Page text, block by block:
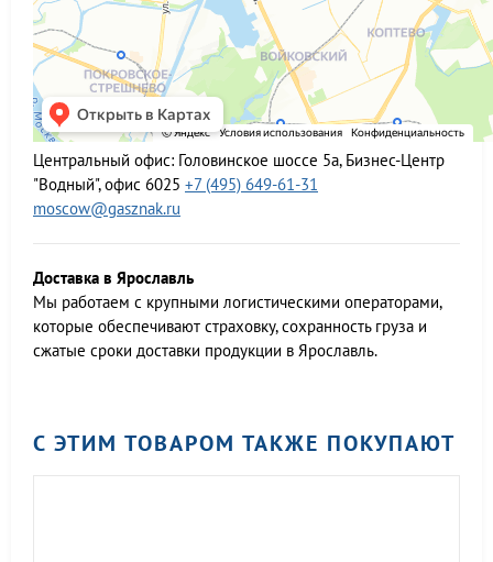
Центральный офис: Головинское шоссе 5а, Бизнес-Центр
"Водный", офис 6025 +7 (495) 649-61-31
moscow@gasznak.ru
Доставка в Ярославль
Мы работаем c крупными логистическими операторами,
которые обеспечивают страховку, сохранность груза и
сжатые сроки доставки продукции в Ярославль.
С ЭТИМ ТОВАРОМ ТАКЖЕ ПОКУПАЮТ